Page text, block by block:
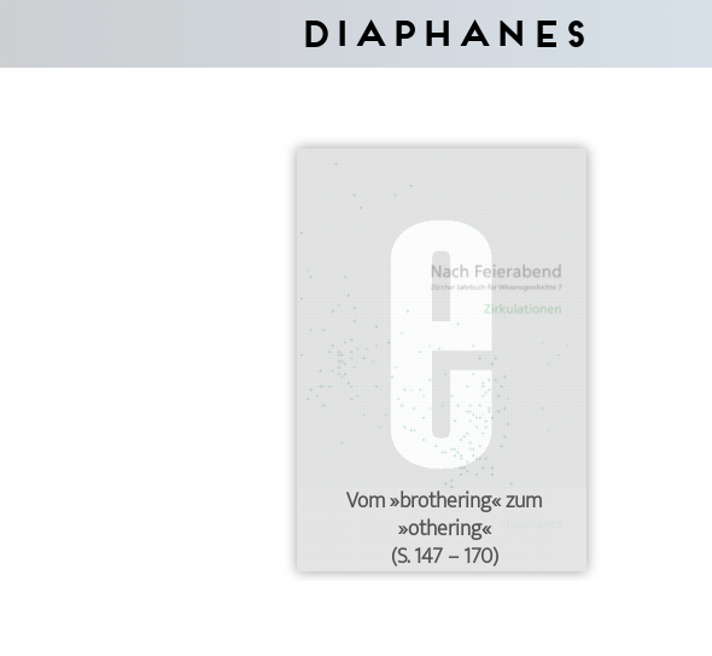
Diaphanes
Vom »brothering« zum
»othering«
(S. 147 – 170)